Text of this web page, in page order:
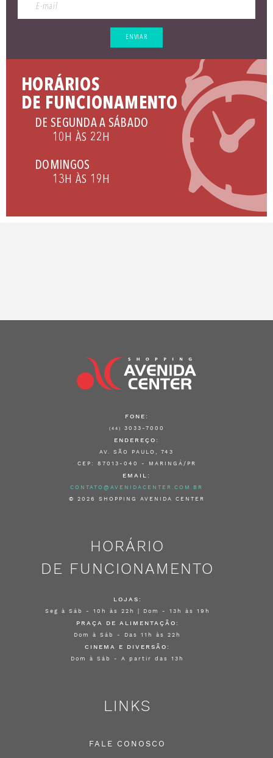
ENVIAR
HORÁRIOS
DE FUNCIONAMENTO
DE SEGUNDA A SÁBADO
10H ÀS 22H
DOMINGOS
13H ÀS 19H
FONE:
(44) 3033-7000
ENDEREÇO:
AV. SÃO PAULO, 743
CEP: 87013-040 - MARINGÁ/PR
EMAIL:
CONTATO@AVENIDACENTER.COM.BR
© 2026 SHOPPING AVENIDA CENTER
HORÁRIO
DE FUNCIONAMENTO
LOJAS:
Seg à Sáb - 10h às 22h | Dom - 13h às 19h
PRAÇA DE ALIMENTAÇÃO:
Dom à Sáb - Das 11h às 22h
CINEMA E DIVERSÃO:
Dom à Sáb - A partir das 13h
LINKS
FALE CONOSCO